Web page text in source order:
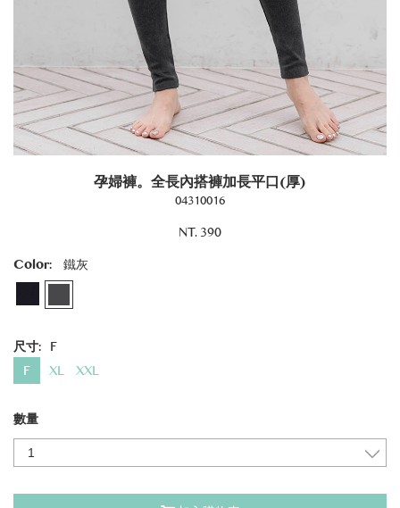
孕婦褲。全長內搭褲加長平口(厚)
04310016
NT. 390
Color:
鐵灰
尺寸: F
F
XL XXL
數量